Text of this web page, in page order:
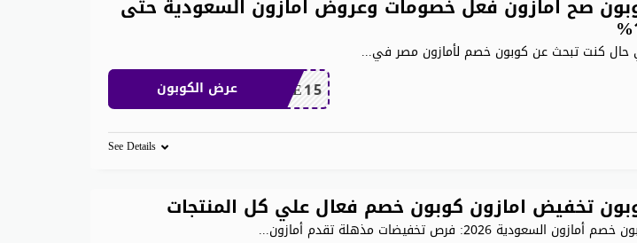
صح امازون فعل خصومات وعروض امازون السعودية حتى
كنت تبحث عن كوبون خصم لأمازون مصر في...
SAVE15 عرض الكوبون
See Details
تخفيض امازون كوبون خصم فعال علي كل المنتجات
أمازون السعودية 2026: فرص تخفيضات مذهلة تقدم أمازون ...